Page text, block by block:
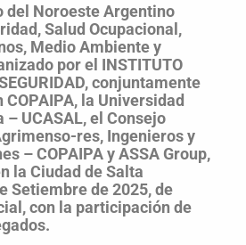
del Noroeste Argentino
Salud Ocupacional,
Medio Ambiente y
por el INSTITUTO
conjuntamente
COPAIPA, la Universidad
– UCASAL, el Consejo
res, Ingenieros y
– COPAIPA y ASSA Group,
la Ciudad de Salta
Setiembre de 2025, de
con la participación de